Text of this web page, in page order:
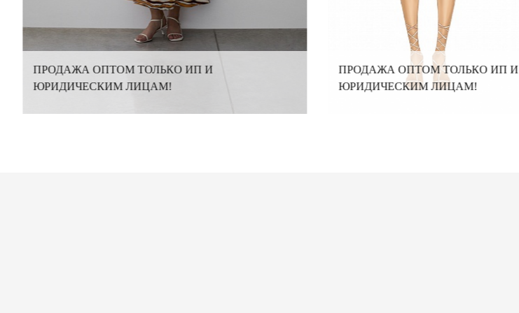
ПРОДАЖА ОПТОМ ТОЛЬКО ИП И
ЮРИДИЧЕСКИМ ЛИЦАМ!
ПРОДАЖА ОПТОМ ТОЛЬКО ИП И
ЮРИДИЧЕСКИМ ЛИЦАМ!